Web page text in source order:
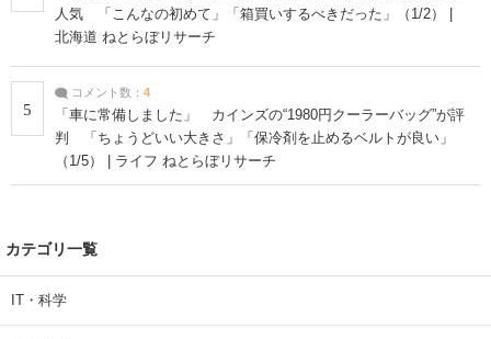
人気 「こんなの初めて」「箱買いするべきだった」（1/2） |
北海道 ねとらぼリサーチ
5
コメント数： 4
「車に常備しました」 カインズの“1980円クーラーバッグ”が評
判 「ちょうどいい大きさ」「保冷剤を止めるベルトが良い」
（1/5） | ライフ ねとらぼリサーチ
カテゴリ一覧
IT・科学